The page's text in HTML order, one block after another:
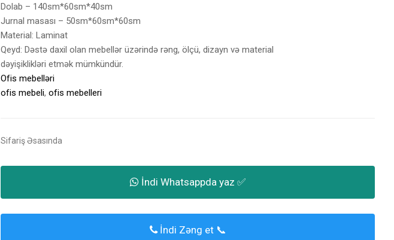
Dolab – 140sm*60sm*40sm
Jurnal masası – 50sm*60sm*60sm
Material: Laminat
Qeyd: Dəstə daxil olan mebellər üzərində rəng, ölçü, dizayn və material
dəyişiklikləri etmək mümkündür.
Ofis mebelləri
ofis mebeli, ofis mebelleri
Sifariş Əsasında
İndi Whatsappda yaz ✅
İndi Zəng et 📞